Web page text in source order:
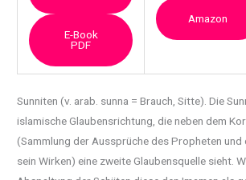
E-Book
PDF
Amazon
Sunniten (v. arab. sunna = Brauch, Sitte). Die
islamischeGlaubensrichtung, die neben dem
(Sammlung der Aussprüche des Propheten und
sein Wirken) eine zweite Glaubensquelle sieht.